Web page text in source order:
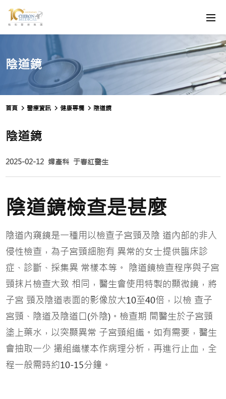
陰道鏡
首頁 醫療資訊 健康專欄 陰道鏡
陰道鏡
2025-02-12 婦產科 于春紅醫生
陰道鏡檢查是甚麼
陰道內窺鏡是一種用以檢查子宮頸及陰 道內部的非入
侵性檢查，為子宮頸細胞有 異常的女士提供臨床診
症、診斷、採集異 常樣本等。 陰道鏡檢查程序與子宮
頸抹片檢查大致 相同，醫生會使用特製的顯微鏡，將
子宮 頸及陰道表面的影像放大10至40倍，以檢 查子
宮頸、陰道及陰道口(外陰) 。檢查期 間醫生於子宮頸
塗上藥水，以突顯異常 子宮頸組織。如有需要，醫生
會抽取一少 撮組織樣本作病理分析，再進行止血，全
程一般需時約10-15分鐘。